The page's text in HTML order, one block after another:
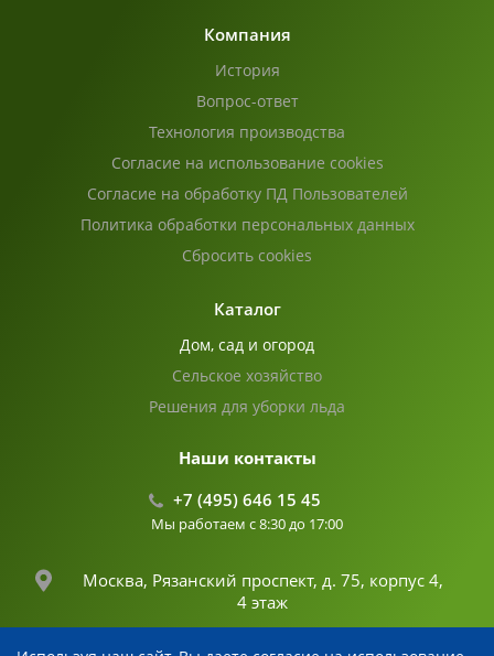
Компания
История
Вопрос-ответ
Технология производства
Согласие на использование cookies
Согласие на обработку ПД Пользователей
Политика обработки персональных данных
Сбросить cookies
Каталог
Дом, сад и огород
Сельское хозяйство
Решения для уборки льда
Наши контакты
+7 (495) 646 15 45
Мы работаем с 8:30 до 17:00
Москва, Рязанский проспект, д. 75, корпус 4,
4 этаж